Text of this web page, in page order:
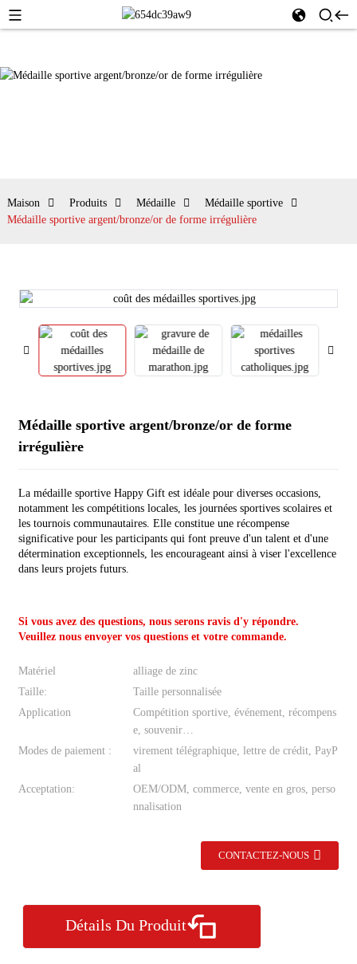
Maison Produits Médaille
Médaille sportive
Médaille sportive argent/bronze/or de forme irrégulière
Médaille sportive argent/bronze/or de forme
irrégulière
La médaille sportive Happy Gift est idéale pour diverses occasions,
notamment les compétitions locales, les journées sportives scolaires et
les tournois communautaires. Elle constitue une récompense
significative pour les participants qui font preuve d'un talent et d'une
détermination exceptionnels, les encourageant ainsi à viser l'excellence
dans leurs projets futurs.
Si vous avez des questions, nous serons ravis d'y répondre.
Veuillez nous envoyer vos questions et votre commande.
Matériel
alliage de zinc
Taille:
Taille personnalisée
Application
Compétition sportive, événement, récompens
e, souvenir…
Modes de paiement :
virement télégraphique, lettre de crédit, PayP
al
Acceptation:
OEM/ODM, commerce, vente en gros, perso
nnalisation
CONTACTEZ-NOUS
Détails Du Produit